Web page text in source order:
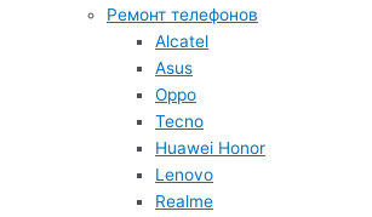
Ремонт телефонов
Alcatel
Asus
Oppo
Tecno
Huawei Honor
Lenovo
Realme